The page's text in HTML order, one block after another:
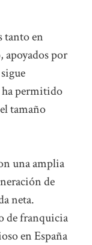
tanto en
apoyados por
ha permitido
tamaño
una amplia
de
neta.
de franquicia
en España